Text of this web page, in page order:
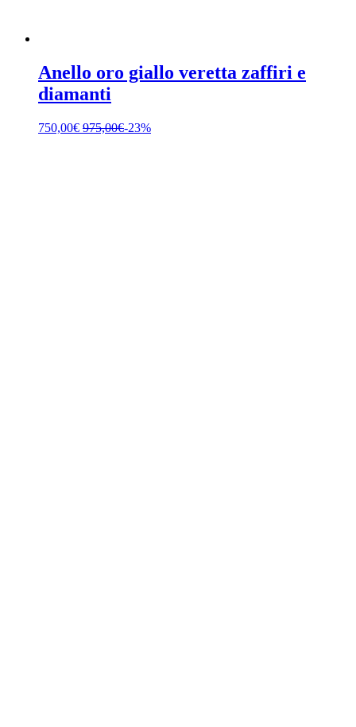
Anello oro giallo veretta zaffiri e
diamanti
750,00€ 975,00€-23%